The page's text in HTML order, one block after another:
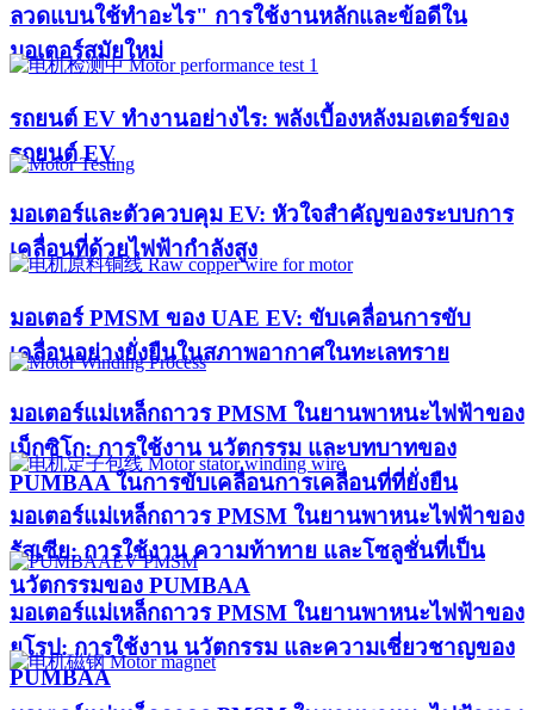
ลวดแบนใช้ทำอะไร" การใช้งานหลักและข้อดีใน
มอเตอร์สมัยใหม่
รถยนต์ EV ทำงานอย่างไร: พลังเบื้องหลังมอเตอร์ของ
รถยนต์ EV
มอเตอร์และตัวควบคุม EV: หัวใจสำคัญของระบบการ
เคลื่อนที่ด้วยไฟฟ้ากำลังสูง
มอเตอร์ PMSM ของ UAE EV: ขับเคลื่อนการขับ
เคลื่อนอย่างยั่งยืนในสภาพอากาศในทะเลทราย
มอเตอร์แม่เหล็กถาวร PMSM ในยานพาหนะไฟฟ้าของ
เม็กซิโก: การใช้งาน นวัตกรรม และบทบาทของ
PUMBAA ในการขับเคลื่อนการเคลื่อนที่ที่ยั่งยืน
มอเตอร์แม่เหล็กถาวร PMSM ในยานพาหนะไฟฟ้าของ
รัสเซีย: การใช้งาน ความท้าทาย และโซลูชั่นที่เป็น
นวัตกรรมของ PUMBAA
มอเตอร์แม่เหล็กถาวร PMSM ในยานพาหนะไฟฟ้าของ
ยุโรป: การใช้งาน นวัตกรรม และความเชี่ยวชาญของ
PUMBAA